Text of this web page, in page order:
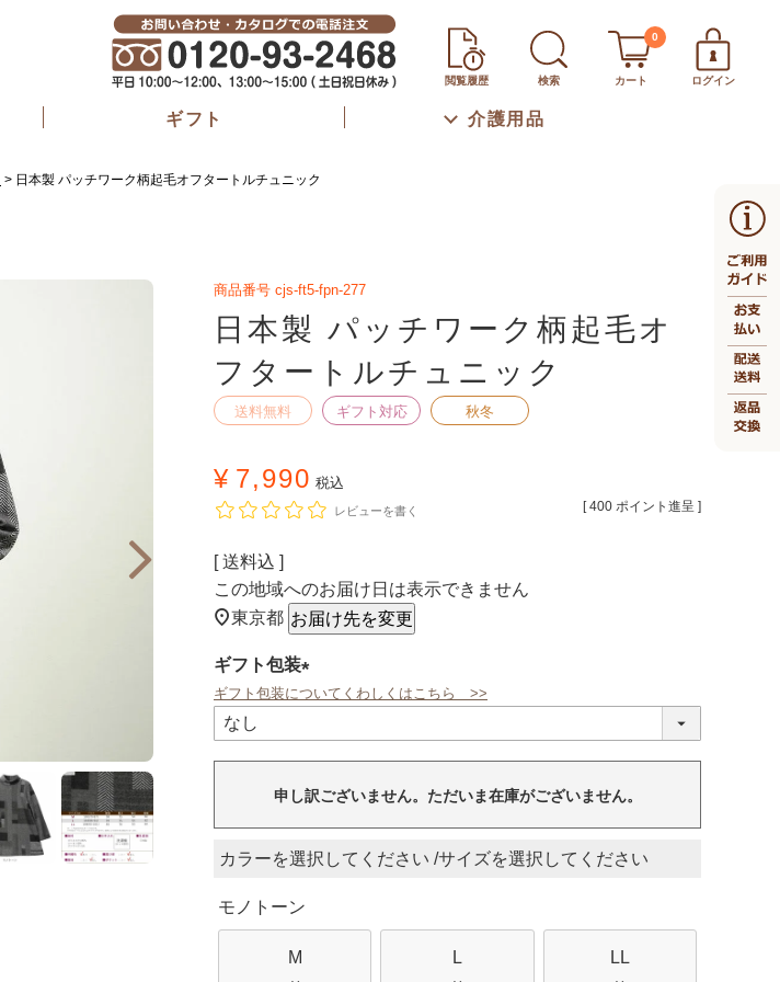
閲覧履歴 検索 カート
0
ログイン
ギフト 介護用品
日本製 パッチワーク柄起毛オフタートルチュニック
商品番号 cjs-ft5-fpn-277
日本製 パッチワーク柄起毛オ
フタートルチュニック
送料無料 ギフト対応 秋冬
¥ 7,990 税込
[ 400 ポイント進呈 ]
レビューを書く
送料込
この地域へのお届け日は表示できません
東京都 お届け先を変更
ギフト包装
(必
ギフト包装についてくわしくはこちら >>
申し訳ございません。ただいま在庫がございません。
カラー サイズ
モノトーン
M
L
LL